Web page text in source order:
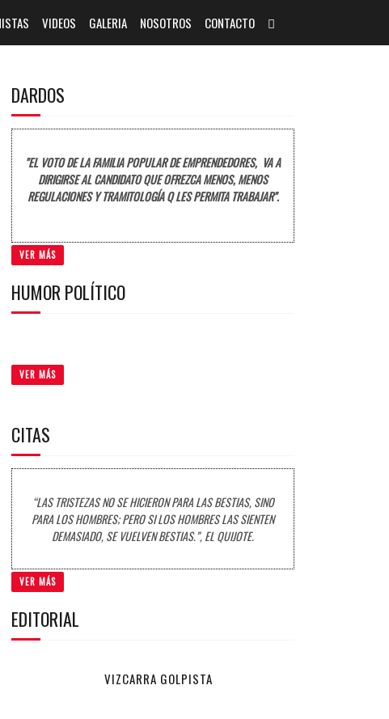
VIDEOS GALERIA NOSOTROS CONTACTO
DARDOS
"EL VOTO DE LA FAMILIA POPULAR DE EMPRENDEDORES, VA A
DIRIGIRSE AL CANDIDATO QUE OFREZCA MENOS, MENOS
REGULACIONES Y TRAMITOLOGÍA Q LES PERMITA TRABAJAR".
VER MÁS
HUMOR POLÍTICO
VER MÁS
CITAS
“LAS TRISTEZAS NO SE HICIERON PARA LAS BESTIAS, SINO
PARA LOS HOMBRES; PERO SI LOS HOMBRES LAS SIENTEN
DEMASIADO, SE VUELVEN BESTIAS.”, EL QUIJOTE.
VER MÁS
EDITORIAL
VIZCARRA GOLPISTA